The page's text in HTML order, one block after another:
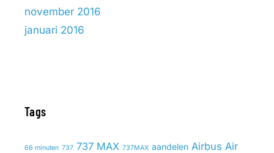
november 2016
januari 2016
Tags
66 minuten 737 737 MAX 737MAX aandelen Airbus Air